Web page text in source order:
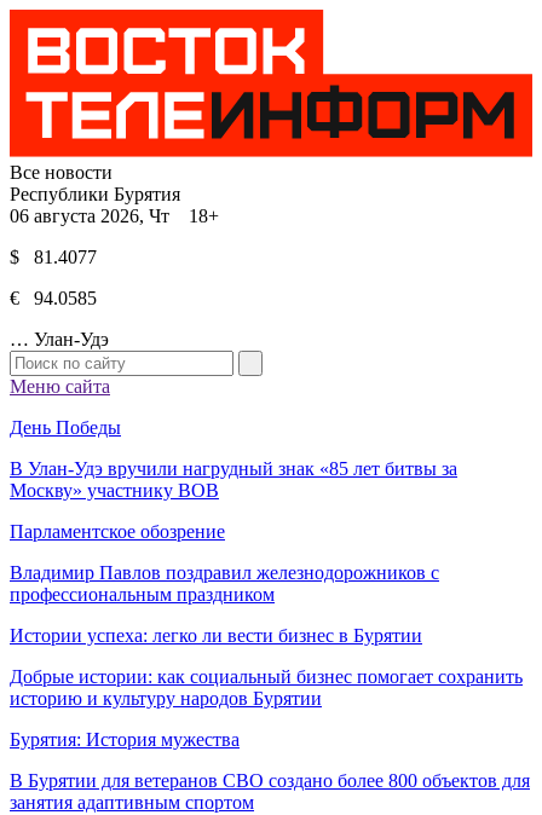
Все новости
Республики Бурятия
06 августа 2026, Чт 18+
$ 81.4077
€ 94.0585
… Улан-Удэ
Меню сайта
День Победы
В Улан-Удэ вручили нагрудный знак «85 лет битвы за
Москву» участнику ВОВ
Парламентское обозрение
Владимир Павлов поздравил железнодорожников с
профессиональным праздником
Истории успеха: легко ли вести бизнес в Бурятии
Добрые истории: как социальный бизнес помогает сохранить
историю и культуру народов Бурятии
Бурятия: История мужества
В Бурятии для ветеранов СВО создано более 800 объектов для
занятия адаптивным спортом